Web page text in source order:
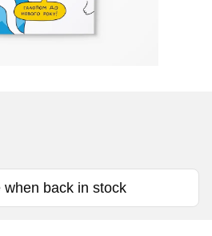
when back in stock